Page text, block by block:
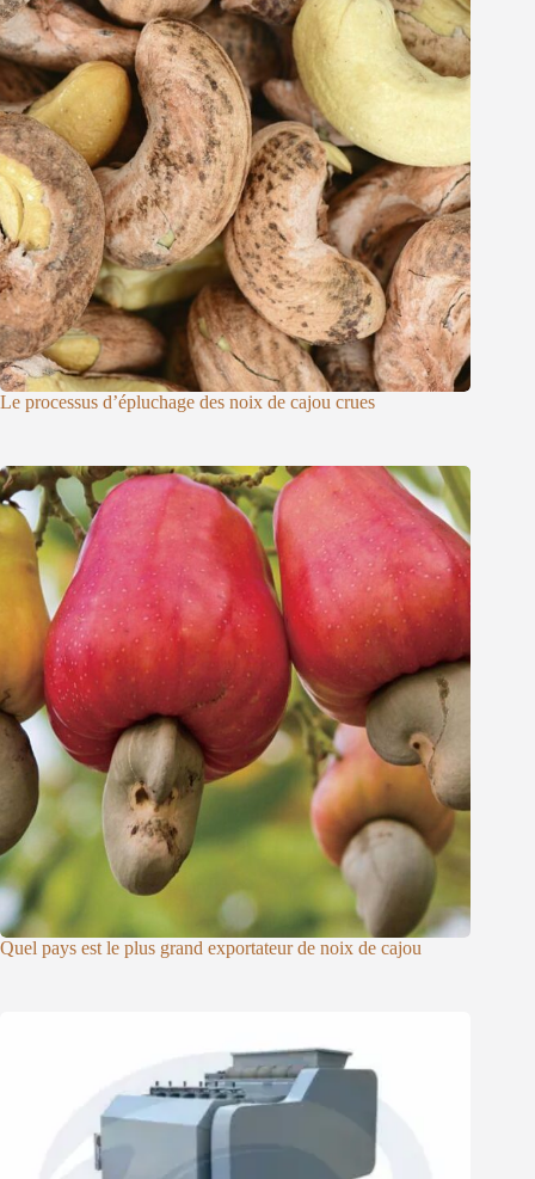
Le processus d’épluchage des noix de cajou crues
Quel pays est le plus grand exportateur de noix de cajou